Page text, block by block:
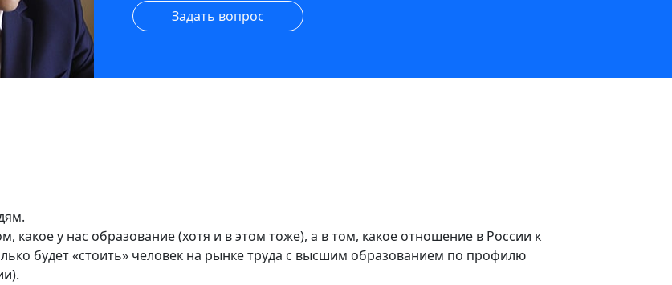
Задать вопрос
у нас образование (хотя и в этом тоже), а в том, какое отношение в России к
будет «стоить» человек на рынке труда с высшим образованием по профилю